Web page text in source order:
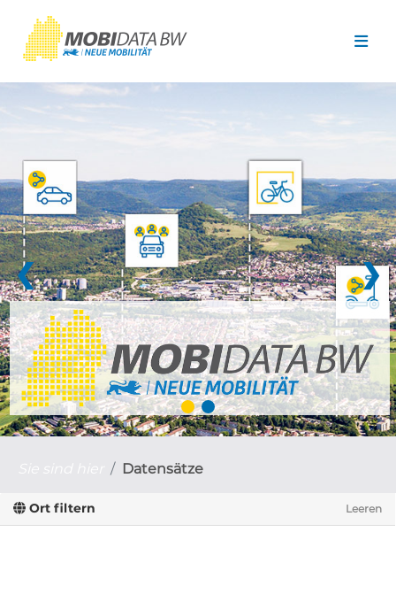
❮ ❯
Datensätze
Ort filtern Leeren